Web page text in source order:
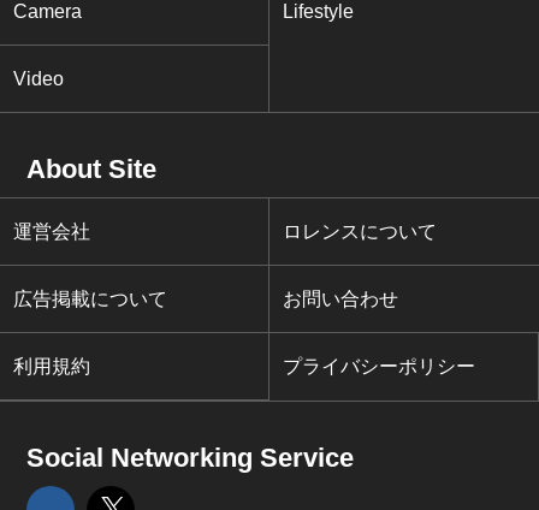
Camera Lifestyle
Video
About Site
運営会社 ロレンスについて
広告掲載について お問い合わせ
利用規約 プライバシーポリシー
Social Networking Service